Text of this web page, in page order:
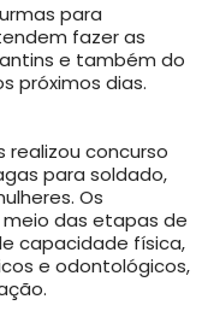
para
fazer as
e também do
próximos dias.
realizou concurso
para soldado,
Os
das etapas de
capacidade física,
e odontológicos,